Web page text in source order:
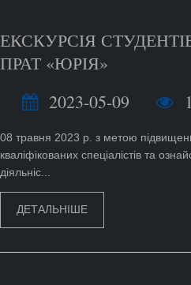
ЕКСКУРСІЯ
ПРАТ «ЮРІЯ»
2023-05-09
08 травня 2023 р. з метою
кваліфікованих спеціалістів та
діяльніс...
ДЕТАЛЬНІШЕ